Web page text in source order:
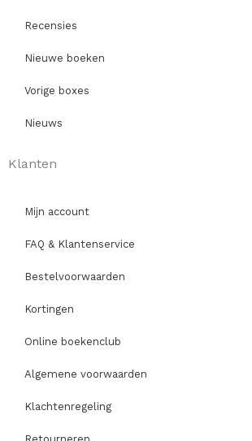
Recensies
Nieuwe boeken
Vorige boxes
Nieuws
Klanten
Mijn account
FAQ & Klantenservice
Bestelvoorwaarden
Kortingen
Online boekenclub
Algemene voorwaarden
Klachtenregeling